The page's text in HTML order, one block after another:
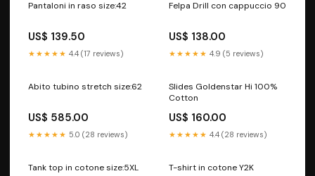
Pantaloni in raso size:42
US$ 139.50
★★★★★ 4.4 (17 reviews)
Felpa Drill con cappuccio 90
US$ 138.00
★★★★★ 4.9 (5 reviews)
Abito tubino stretch size:62
US$ 585.00
★★★★★ 5.0 (28 reviews)
Slides Goldenstar Hi 100%
Cotton
US$ 160.00
★★★★★ 4.4 (28 reviews)
Tank top in cotone size:5XL T-shirt in cotone Y2K